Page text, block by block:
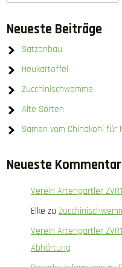
Neueste Beiträge
Satzanbau
Heukartoffel
Zucchinischwemme
Alte Sorten
Samen vom Chinakohl für
Neueste
Verein Artengartler
Elke zu
Verein Artengartler
Abhärtung